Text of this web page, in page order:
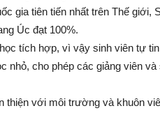
gia tiên tiến nhất trên Thế
Úc đạt 100%.
tích hợp, vì vậy sinh viên tự
nhỏ, cho phép các giảng viên
thiện với môi trường và khuôn